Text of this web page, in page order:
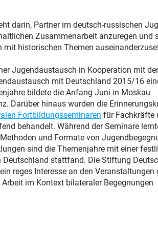
darin, Partner im deutsch-russischen
Zusammenarbeit anzuregen und
historischen Themen
Jugendaustausch in Kooperation mit
mit Deutschland 2015/16
bildete die Anfang Juni in Moskau
Darüber hinaus wurden die
Fortbildungsseminaren für Fachkräfte
behandelt. Während der Seminare
und Formate von
sind die Themenjahre mit einer
stattfand. Die Stiftung
reges Interesse an den Veranstaltungen
im Kontext bilateraler Begegnungen